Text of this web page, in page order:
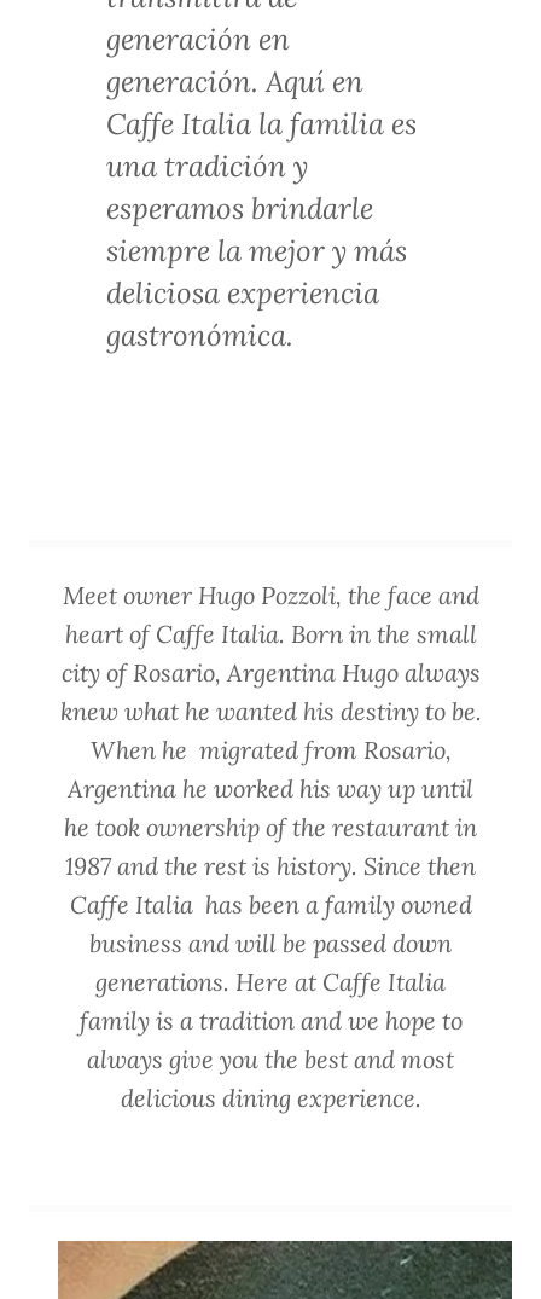
generación en
generación. Aquí en
Caffe Italia la familia es
una tradición y
esperamos brindarle
siempre la mejor y más
deliciosa experiencia
gastronómica.
Meet owner Hugo Pozzoli, the face and
heart of Caffe Italia. Born in the small
city of Rosario, Argentina Hugo always
knew what he wanted his destiny to be.
When he migrated from Rosario,
Argentina he worked his way up until
he took ownership of the restaurant in
1987 and the rest is history. Since then
Caffe Italia has been a family owned
business and will be passed down
generations. Here at Caffe Italia
family is a tradition and we hope to
always give you the best and most
delicious dining experience.